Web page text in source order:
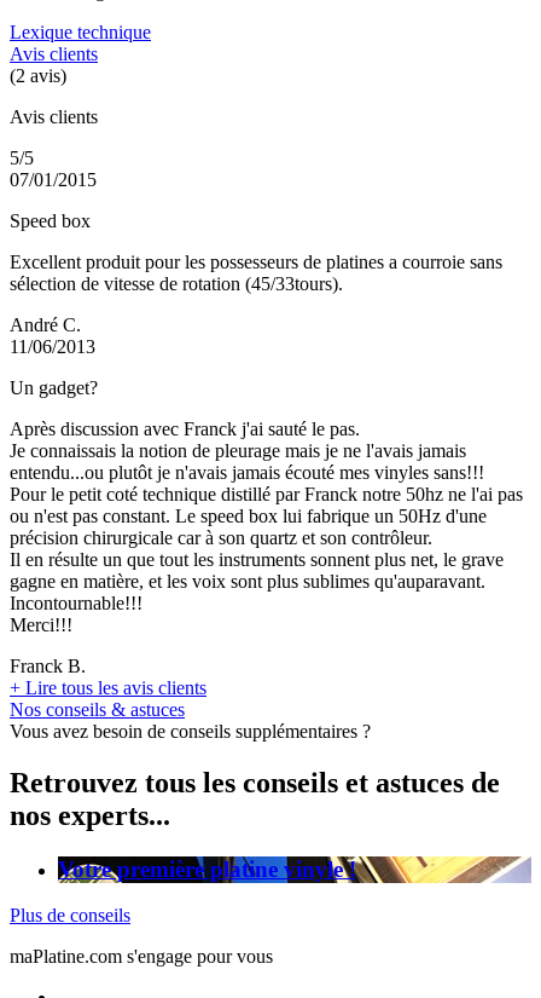
Lexique technique
Avis clients
(2 avis)
Avis clients
5/5
07/01/2015
Speed box
Excellent produit pour les possesseurs de platines a courroie sans
sélection de vitesse de rotation (45/33tours).
André C.
11/06/2013
Un gadget?
Après discussion avec Franck j'ai sauté le pas.
Je connaissais la notion de pleurage mais je ne l'avais jamais
entendu...ou plutôt je n'avais jamais écouté mes vinyles sans!!!
Pour le petit coté technique distillé par Franck notre 50hz ne l'ai pas
ou n'est pas constant. Le speed box lui fabrique un 50Hz d'une
précision chirurgicale car à son quartz et son contrôleur.
Il en résulte un que tout les instruments sonnent plus net, le grave
gagne en matière, et les voix sont plus sublimes qu'auparavant.
Incontournable!!!
Merci!!!
Franck B.
+ Lire tous les avis clients
Nos conseils & astuces
Vous avez besoin de conseils supplémentaires ?
Retrouvez tous les conseils et astuces de
nos experts...
Votre première platine vinyle !
Plus de conseils
maPlatine.com s'engage pour vous